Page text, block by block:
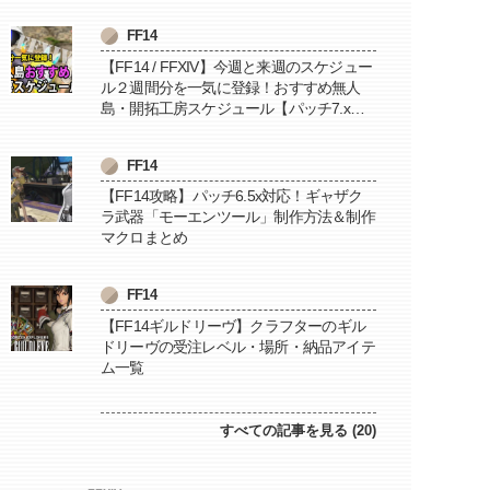
FF14
【FF14 / FFXIV】今週と来週のスケジュー
ル２週間分を一気に登録！おすすめ無人
島・開拓工房スケジュール【パッチ7.x対
FF14
【FF14攻略】パッチ6.5x対応！ギャザク
ラ武器「モーエンツール」制作方法＆制作
マクロまとめ
FF14
【FF14ギルドリーヴ】クラフターのギル
ドリーヴの受注レベル・場所・納品アイテ
ム一覧
すべての記事を見る (20)